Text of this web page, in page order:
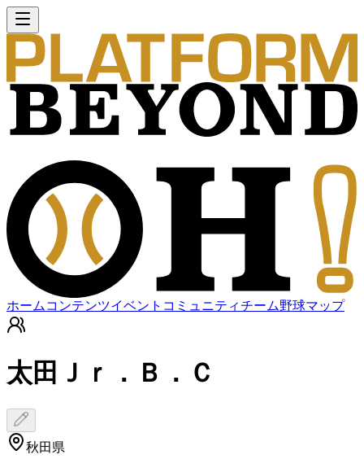
ホーム コンテンツイベント コミュニティチーム野球マップ
太田Ｊｒ．Ｂ．Ｃ
秋田県